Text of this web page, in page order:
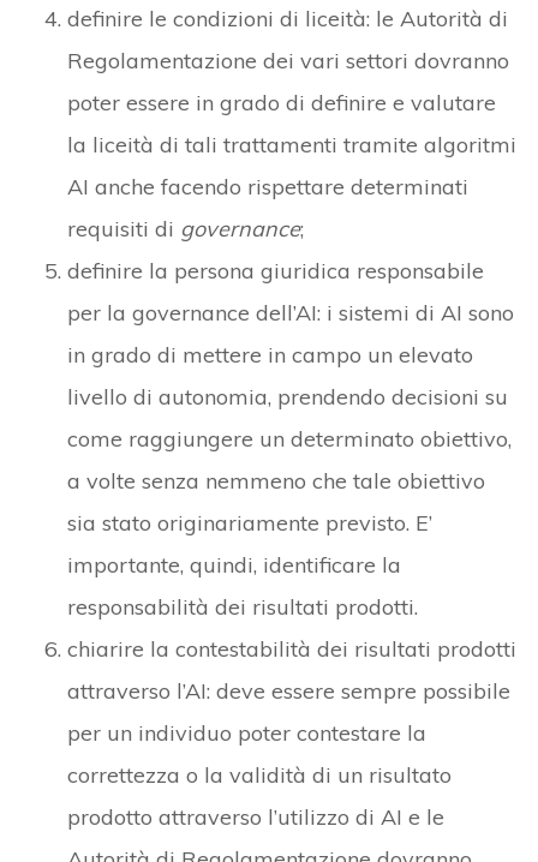
definire le condizioni di liceità: le Autorità di
Regolamentazione dei vari settori dovranno
poter essere in grado di definire e valutare
la liceità di tali trattamenti tramite algoritmi
AI anche facendo rispettare determinati
requisiti di governance;
definire la persona giuridica responsabile
per la governance dell’AI: i sistemi di AI sono
in grado di mettere in campo un elevato
livello di autonomia, prendendo decisioni su
come raggiungere un determinato obiettivo,
a volte senza nemmeno che tale obiettivo
sia stato originariamente previsto. E’
importante, quindi, identificare la
responsabilità dei risultati prodotti.
chiarire la contestabilità dei risultati prodotti
attraverso l’AI: deve essere sempre possibile
per un individuo poter contestare la
correttezza o la validità di un risultato
prodotto attraverso l’utilizzo di AI e le